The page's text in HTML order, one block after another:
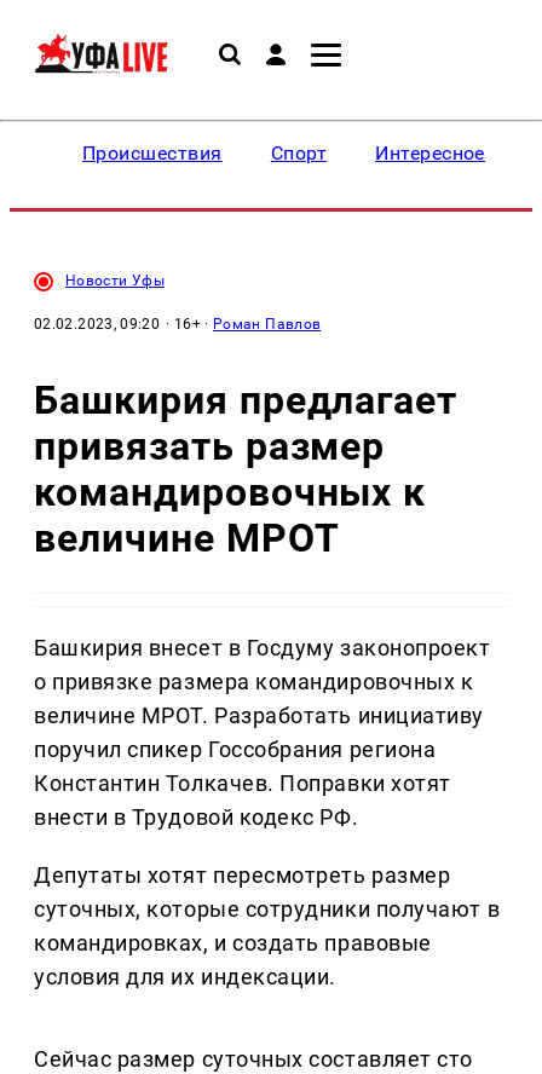
Происшествия Спорт Интересное
Новости Уфы
02.02.2023, 09:20 · 16+ · Роман Павлов
Башкирия предлагает
привязать размер
командировочных к
величине МРОТ
Башкирия внесет в Госдуму законопроект
о привязке размера командировочных к
величине МРОТ. Разработать инициативу
поручил спикер Госсобрания региона
Константин Толкачев. Поправки хотят
внести в Трудовой кодекс РФ.
Депутаты хотят пересмотреть размер
суточных, которые сотрудники получают в
командировках, и создать правовые
условия для их индексации.
Сейчас размер суточных составляет сто